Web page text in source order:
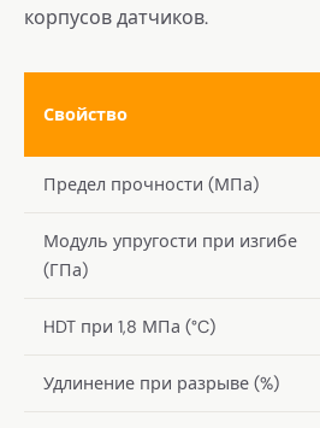
корпусов датчиков.
Свойство
Предел прочности (МПа)
Модуль упругости при изгибе
(ГПа)
HDT при 1,8 МПа (°C)
Удлинение при разрыве (%)